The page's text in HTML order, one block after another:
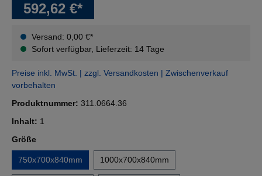
592,62 €*
Versand: 0,00 €*
Sofort verfügbar, Lieferzeit: 14 Tage
Preise inkl. MwSt. | zzgl. Versandkosten | Zwischenverkauf
vorbehalten
Produktnummer: 311.0664.36
Inhalt: 1
Größeauswählen
750x700x840mm 1000x700x840mm